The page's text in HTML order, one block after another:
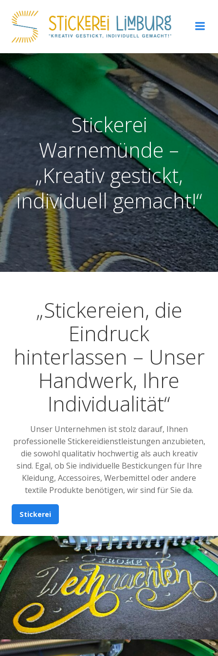
Inhalt
springen
Stickerei
Warnemünde –
„Kreativ gestickt,
individuell gemacht!“
„Stickereien, die
Eindruck
hinterlassen – Unser
Handwerk, Ihre
Individualität“
Unser Unternehmen ist stolz darauf, Ihnen
professionelle Stickereidienstleistungen anzubieten,
die sowohl qualitativ hochwertig als auch kreativ
sind. Egal, ob Sie individuelle Bestickungen für Ihre
Kleidung, Accessoires, Werbemittel oder andere
textile Produkte benötigen, wir sind für Sie da.
Stickerei